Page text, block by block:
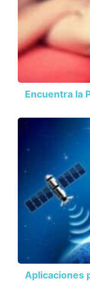
Encuentra la
Aplicaciones